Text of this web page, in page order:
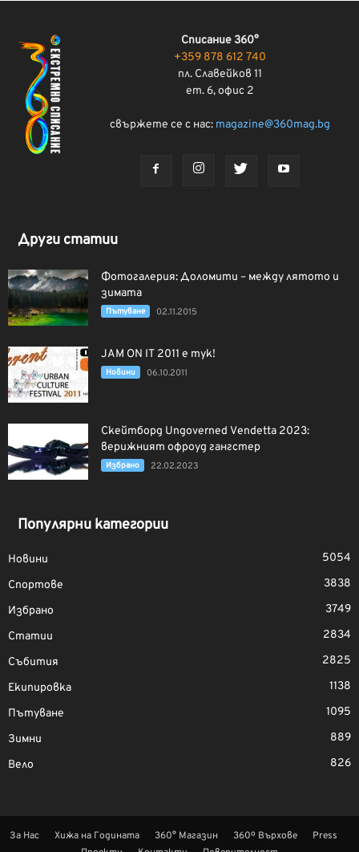
Списание 360°
+359 878 612 740
пл. Славейков 11
ет. 6, офис 2
свържете се с нас: magazine@360mag.bg
Други статии
Фотогалерия: Доломити – между лятото и
зимата
Пътуване 02.11.2015
JAM ON IT 2011 е тук!
Новини 06.10.2011
Скейтборд Ungoverned Vendetta 2023:
верижният офроуд гангстер
Избрано 22.02.2023
Популярни категории
Новини
5054
Спортове
3838
Избрано
3749
Статии
2834
Събития
2825
Екипировка
1138
Пътуване
1095
Зимни
889
Вело
826
За Нас Хижа на Годината 360° Магазин 360º Върхове
Press